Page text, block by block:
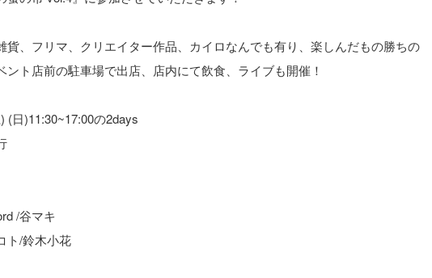
貨、フリマ、クリエイター作品、カイロなんでも有り、楽しんだもの勝ちの
ント店前の駐車場で出店、店内にて飲食、ライブも開催！
(日)11:30~17:00の2days
/谷マキ
ト/鈴木小花